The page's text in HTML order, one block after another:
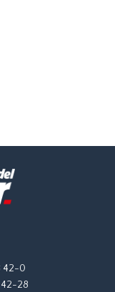
42-0
42-28